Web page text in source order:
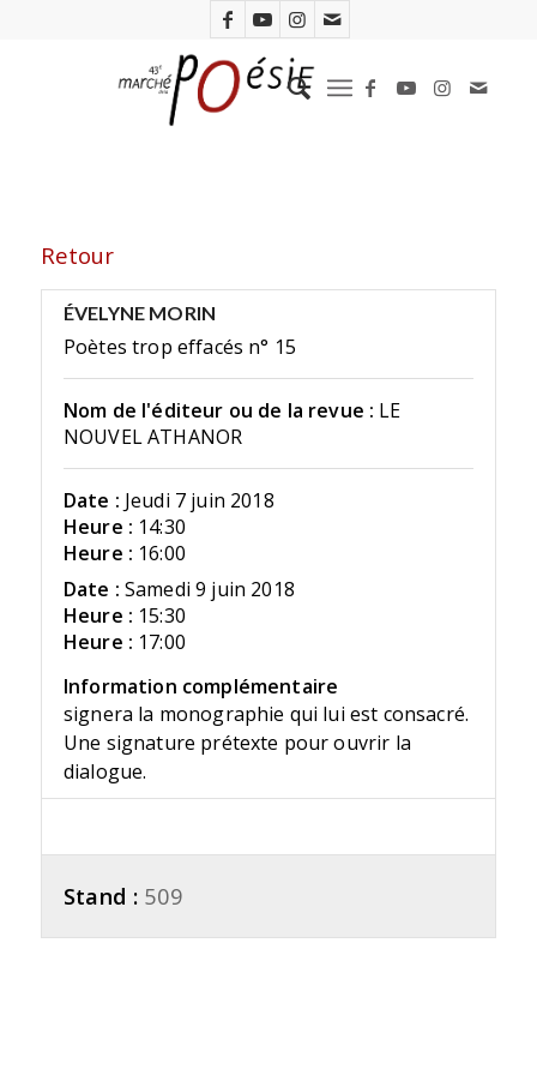
Retour
ÉVELYNE MORIN
Poètes trop effacés n° 15
Nom de l'éditeur ou de la revue : LE
NOUVEL ATHANOR
Date : Jeudi 7 juin 2018
Heure : 14:30
Heure : 16:00
Date : Samedi 9 juin 2018
Heure : 15:30
Heure : 17:00
Information complémentaire
signera la monographie qui lui est consacré.
Une signature prétexte pour ouvrir la
dialogue.
Stand : 509